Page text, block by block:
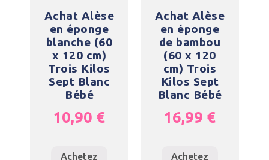
Achat Alèse
en éponge
blanche (60
x 120 cm)
Trois Kilos
Sept Blanc
Bébé
10,90 €
Achetez
Achat Alèse
en éponge
de bambou
(60 x 120
cm) Trois
Kilos Sept
Blanc Bébé
16,99 €
Achetez